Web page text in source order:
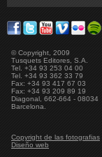
© Copyright, 2009
Tusquets Editores, S.A.
Tel. +34 93 253 04 00
Tel. +34 93 362 33 79
Fax: +34 93 417 67 03
Fax: +34 93 209 89 19
Diagonal, 662-664 - 08034
Barcelona.
Copyright de las fotografias
Diseño web